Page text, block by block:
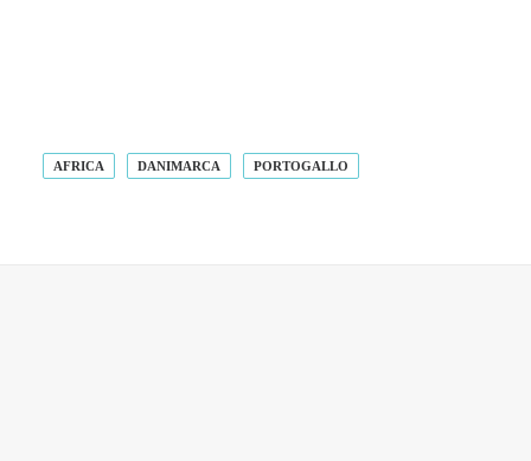
AFRICA DANIMARCA PORTOGALLO